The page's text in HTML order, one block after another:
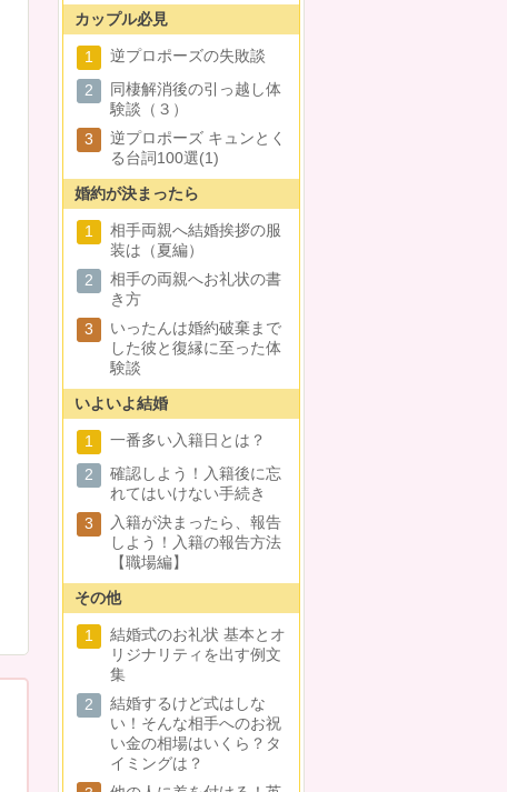
カップル必見
1
逆プロポーズの失敗談
2
同棲解消後の引っ越し体
験談（３）
3
逆プロポーズ キュンとく
る台詞100選(1)
婚約が決まったら
1
相手両親へ結婚挨拶の服
装は（夏編）
2
相手の両親へお礼状の書
き方
3
いったんは婚約破棄まで
した彼と復縁に至った体
験談
いよいよ結婚
1
一番多い入籍日とは？
2
確認しよう！入籍後に忘
れてはいけない手続き
3
入籍が決まったら、報告
しよう！入籍の報告方法
【職場編】
その他
1
結婚式のお礼状 基本とオ
リジナリティを出す例文
集
2
結婚するけど式はしな
い！そんな相手へのお祝
い金の相場はいくら？タ
イミングは？